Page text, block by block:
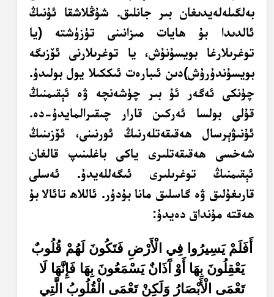
بەلگىلەلەيدىغان بىر جانلىق. شۇڭلاشقا ئۇنىڭ
ئالدىدا بۇ ھايات مىزانىنى تۈزۈشتە (يا
توغرىلارغا بويسۇنۇش، يا توغرىلارنى ئۆزىگە
بويسۇندۇرۇش)دىن ئىبارەت ئىككىلا يول بولىدۇ.
چۈنكى ئەگەر ئۇ بىر چۈشەنچە ۋە ئېقىمنىڭ
قۇلى بولسا ئەركىن قارار چىقىرالمايدۇ-دە.
ئۇنىۋېرسال ھەقىقەتلەرنىڭ ئورنىنى، ئۆزىنىڭ
شەخسى ھەقىقەتلىرى ياكى باغلىنىپ قالغان
ئېقىمنىڭ توغرىلىرى ئىگەللەيدۇ. ئەسلى
قارىغۇلىق ۋە گاسلىق مانا بۇدۇر. ئاللاھ تائالا بۇ
ھەقتە مۇنداق دەيدۇ:
أَفَلَمْ يَسِيرُوا فِي الْأَرْضِ فَتَكُونَ لَهُمْ قُلُوبٌ
يَعْقِلُونَ بِهَا أَوْ آَذَانٌ يَسْمَعُونَ بِهَا فَإِنَّهَا لَا
تَعْمَى الْأَبْصَارُ وَلَكِنْ تَعْمَى الْقُلُوبُ الَّتِي